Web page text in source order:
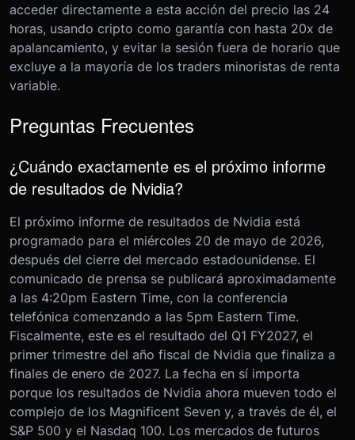
acceder directamente a esta acción del precio las 24
horas, usando cripto como garantía con hasta 20x de
apalancamiento, y evitar la sesión fuera de horario que
excluye a la mayoría de los traders minoristas de renta
variable.
Preguntas Frecuentes
¿Cuándo exactamente es el próximo informe
de resultados de Nvidia?
El próximo informe de resultados de Nvidia está
programado para el miércoles 20 de mayo de 2026,
después del cierre del mercado estadounidense. El
comunicado de prensa se publicará aproximadamente
a las 4:20pm Eastern Time, con la conferencia
telefónica comenzando a las 5pm Eastern Time.
Fiscalmente, este es el resultado del Q1 FY2027, el
primer trimestre del año fiscal de Nvidia que finaliza a
finales de enero de 2027. La fecha en sí importa
porque los resultados de Nvidia ahora mueven todo el
complejo de los Magnificent Seven y, a través de él, el
S&P 500 y el Nasdaq 100. Los mercados de futuros